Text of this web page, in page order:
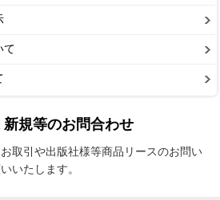
て
新規等のお問合わせ
取引や出版社様等商品リースのお問い
いたします。